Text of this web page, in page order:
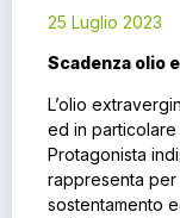
25 Luglio 2023
Scadenza olio
L’olio
ed in particolare
Protagonista
rappresenta
sostentamento